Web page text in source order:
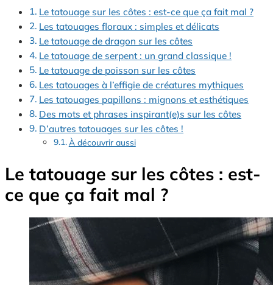
Le tatouage sur les côtes : est-ce que ça fait mal ?
Les tatouages floraux : simples et délicats
Le tatouage de dragon sur les côtes
Le tatouage de serpent : un grand classique !
Le tatouage de poisson sur les côtes
Les tatouages à l’effigie de créatures mythiques
Les tatouages papillons : mignons et esthétiques
Des mots et phrases inspirant(e)s sur les côtes
D’autres tatouages sur les côtes !
À découvrir aussi
Le tatouage sur les côtes : est-
ce que ça fait mal ?